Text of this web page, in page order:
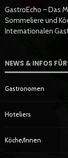
GastroEcho – Das
Sommeliere und
Internationalen
NEWS & INFOS
Gastronomen
Hoteliers
Köche/innen